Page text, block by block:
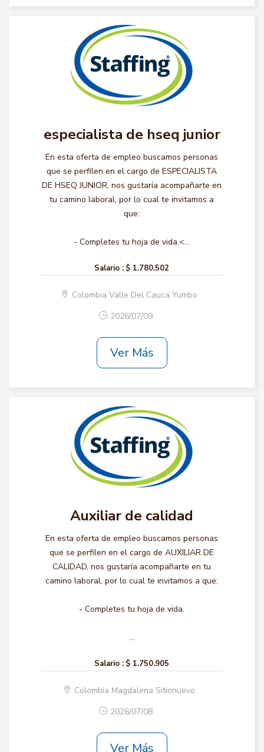
especialista de hseq junior
En esta oferta de empleo buscamos personas
que se perfilen en el cargo de ESPECIALISTA
DE HSEQ JUNIOR, nos gustaría acompañarte en
tu camino laboral, por lo cual te invitamos a
que:
- Completes tu hoja de vida.<...
Salario : $ 1.780.502
Colombia Valle Del Cauca Yumbo
2026/07/09
Ver Más
Auxiliar de calidad
En esta oferta de empleo buscamos personas
que se perfilen en el cargo de AUXILIAR DE
CALIDAD, nos gustaría acompañarte en tu
camino laboral, por lo cual te invitamos a que:
- Completes tu hoja de vida.
...
Salario : $ 1.750.905
Colombia Magdalena Sitionuevo
2026/07/08
Ver Más